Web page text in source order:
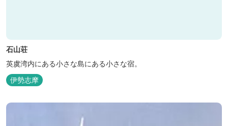
石山荘
英虞湾内にある小さな島にある小さな宿。
伊勢志摩